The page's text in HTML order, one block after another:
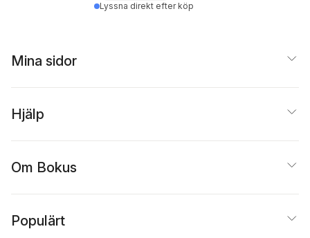
Lyssna direkt efter köp
Mina sidor
Hjälp
Om Bokus
Populärt